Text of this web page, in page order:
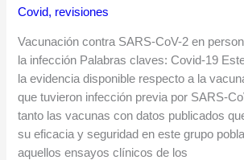
Covid, revisiones
Vacunación contra SARS-CoV-2 en
la infección Palabras claves: Covid-19
la evidencia disponible respecto a la
que tuvieron infección previa por SARS-
tanto las vacunas con datos publicados
su eficacia y seguridad en este grupo
aquellos ensayos clínicos de los
personas
que
han
tenido
la
infección